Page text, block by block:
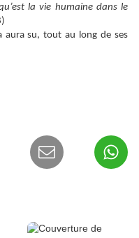
la vie humaine dans le
aura su, tout au long de ses